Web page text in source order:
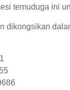
temuduga ini
dikongsikan